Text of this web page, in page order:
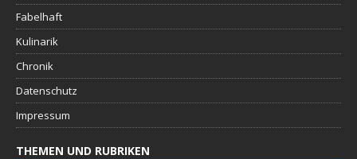
Fabelhaft
Kulinarik
Chronik
Datenschutz
Impressum
THEMEN UND RUBRIKEN